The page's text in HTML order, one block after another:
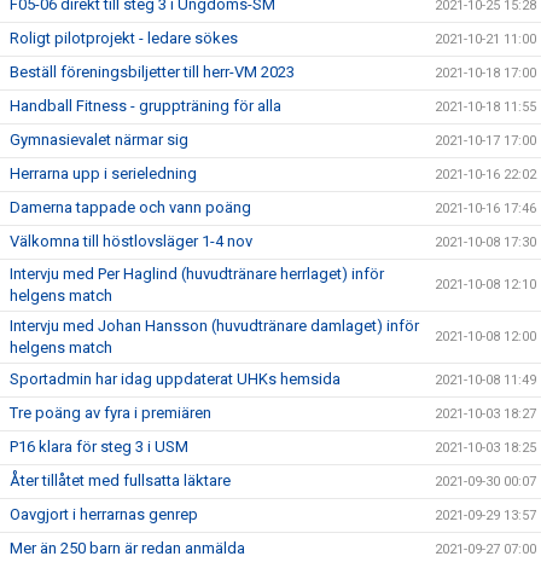
F05-06 direkt till steg 3 i Ungdoms-SM 2021-10-25 15:28
Roligt pilotprojekt - ledare sökes 2021-10-21 11:00
Beställ föreningsbiljetter till herr-VM 2023 2021-10-18 17:00
Handball Fitness - gruppträning för alla 2021-10-18 11:55
Gymnasievalet närmar sig 2021-10-17 17:00
Herrarna upp i serieledning 2021-10-16 22:02
Damerna tappade och vann poäng 2021-10-16 17:46
Välkomna till höstlovsläger 1-4 nov 2021-10-08 17:30
Intervju med Per Haglind (huvudtränare herrlaget) inför
helgens match
2021-10-08 12:10
Intervju med Johan Hansson (huvudtränare damlaget) inför
helgens match
2021-10-08 12:00
Sportadmin har idag uppdaterat UHKs hemsida 2021-10-08 11:49
Tre poäng av fyra i premiären 2021-10-03 18:27
P16 klara för steg 3 i USM 2021-10-03 18:25
Åter tillåtet med fullsatta läktare 2021-09-30 00:07
Oavgjort i herrarnas genrep 2021-09-29 13:57
Mer än 250 barn är redan anmälda 2021-09-27 07:00